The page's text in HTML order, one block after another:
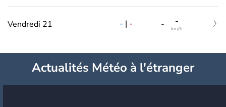
Vendredi 21 - | - - -
km/h
Actualités Météo à l'étranger